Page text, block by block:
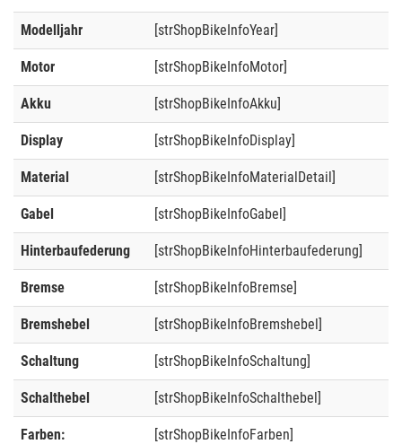
Modelljahr [strShopBikeInfoYear]
Motor [strShopBikeInfoMotor]
Akku [strShopBikeInfoAkku]
Display [strShopBikeInfoDisplay]
Material [strShopBikeInfoMaterialDetail]
Gabel [strShopBikeInfoGabel]
Hinterbaufederung [strShopBikeInfoHinterbaufederung]
Bremse [strShopBikeInfoBremse]
Bremshebel [strShopBikeInfoBremshebel]
Schaltung [strShopBikeInfoSchaltung]
Schalthebel [strShopBikeInfoSchalthebel]
Farben: [strShopBikeInfoFarben]